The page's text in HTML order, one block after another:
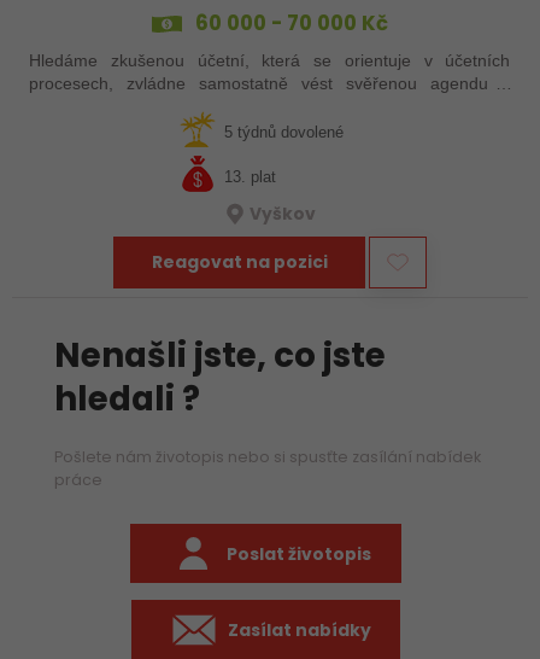
60 000 - 70 000 Kč
Hledáme zkušenou účetní, která se orientuje v účetních
procesech, zvládne samostatně vést svěřenou agendu a
5 týdnů dovolené
13. plat
Vyškov
Reagovat na pozici
Nenašli jste, co jste
hledali ?
Pošlete nám životopis nebo si spusťte zasílání nabídek
práce
Poslat životopis
Zasílat nabídky